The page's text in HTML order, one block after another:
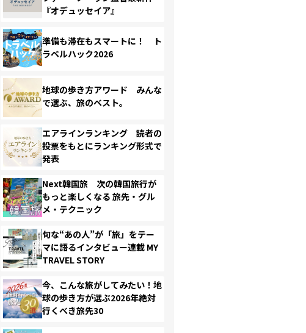
『オデュッセイア』
準備も滞在もスマートに！ ト
ラベルハック2026
地球の歩き方アワード みんな
で選ぶ、旅のベスト。
エアラインランキング 読者の
投票をもとにランキング形式で
発表
Next韓国旅 次の韓国旅行が
もっと楽しくなる 旅先・グル
メ・テクニック
旬な“あの人”が「旅」をテー
マに語るインタビュー連載 MY
TRAVEL STORY
今、こんな旅がしてみたい！地
球の歩き方が選ぶ2026年絶対
行くべき旅先30